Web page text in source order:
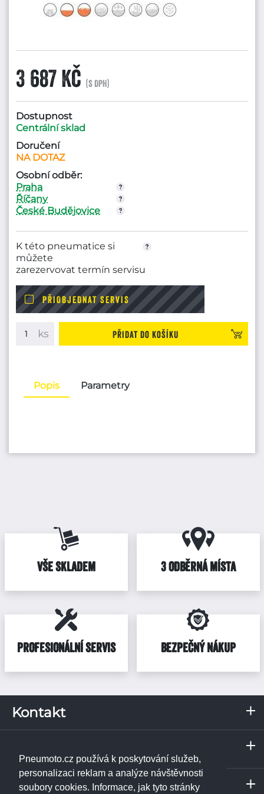
Pneumoto.cz používá k poskytování služeb,
personalizaci reklam a analýze návštěvnosti
soubory cookies. Informace, jak tyto stránky
3 687 Kč (s DPH)
Dostupnost
Centrální sklad
Doručení
NA DOTAZ
Osobní odběr:
Praha
Říčany
České Budějovice
K této pneumatice si
můžete
zarezervovat termín servisu
PŘIOBJEDNAT SERVIS
Přidat do košíku
Popis Parametry
VŠE SKLADEM 3 ODBĚRNÁ MÍSTA
PROFESIONÁLNÍ SERVIS BEZPEČNÝ NÁKUP
Kontakt
373 67Borek u Českých Budějovic
IČ: 02531348
DIČ: CZ02531348
Praha
Janpet - pneuservis
Libušská 230/74
Servis a odběrné místo